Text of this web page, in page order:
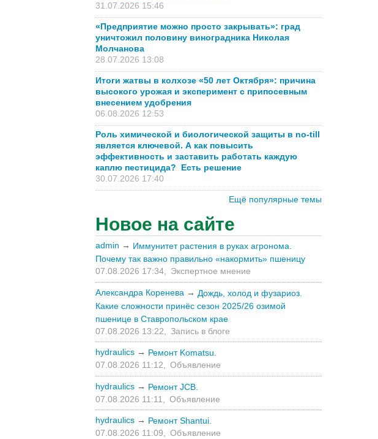
31.07.2026 15:46
«Предприятие можно просто закрывать»: град
уничтожил половину виноградника Николая
Молчанова
28.07.2026 13:08
Итоги жатвы в колхозе «50 лет Октября»: причина
высокого урожая и эксперимент с припосевным
внесением удобрения
06.08.2026 12:53
Роль химической и биологической защиты в no-till
является ключевой. А как повысить
эффективность и заставить работать каждую
каплю пестицида? Есть решение
30.07.2026 17:40
Ещё популярные темы
Новое на сайте
admin → Иммунитет растения в руках агронома.
Почему так важно правильно «накормить» пшеницу
07.08.2026 17:34,
Экспертное мнение
Александра Коренева → Дождь, холод и фузариоз.
Какие сложности принёс сезон 2025/26 озимой
пшенице в Ставропольском крае
07.08.2026 13:22,
Запись в блоге
hydraulics → Ремонт Komatsu.
07.08.2026 11:12,
Объявление
hydraulics → Ремонт JCB.
07.08.2026 11:11,
Объявление
hydraulics → Ремонт Shantui.
07.08.2026 11:09, Объявление